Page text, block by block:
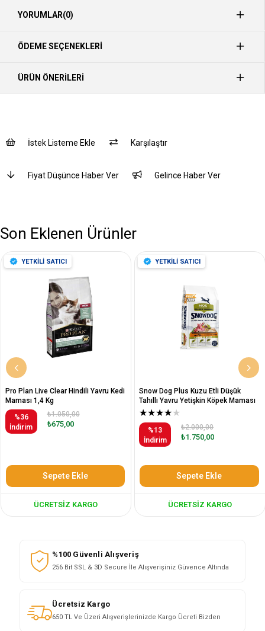
YORUMLAR(0)
ÖDEME SEÇENEKLERI
ÜRÜN ÖNERILERI
İstek Listeme Ekle Karşılaştır
Fiyat Düşünce Haber Ver Gelince Haber Ver
Son Eklenen Ürünler
Pro Plan Live Clear Hindili Yavru Kedi
Maması 1,4 Kg
%36
İndirim
₺675,00
₺1.050,00
Sepete Ekle
ÜCRETSIZ KARGO
YETKİLİ SATICI
Snow Dog Plus Kuzu Etli Düşük
Tahıllı Yavru Yetişkin Köpek Maması
12 Kg
★★★★★
%13
İndirim
₺1.750,00
₺2.000,00
Sepete Ekle
ÜCRETSIZ KARGO
YETKİLİ SATICI
%100 Güvenli Alışveriş
256 Bit SSL & 3D Secure İle Alışverişiniz Güvence Altında
Ücretsiz Kargo
650 TL Ve Üzeri Alışverişlerinizde Kargo Ücreti Bizden